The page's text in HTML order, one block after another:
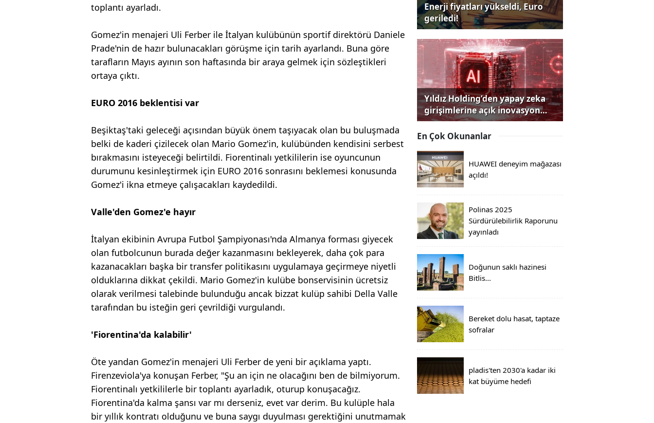
toplantı ayarladı.
Gomez'in menajeri Uli Ferber ile İtalyan kulübünün sportif direktörü Daniele
Prade'nin de hazır bulunacakları görüşme için tarih ayarlandı. Buna göre
tarafların Mayıs ayının son haftasında bir araya gelmek için sözleştikleri
ortaya çıktı.
EURO 2016 beklentisi var
Beşiktaş'taki geleceği açısından büyük önem taşıyacak olan bu buluşmada
belki de kaderi çizilecek olan Mario Gomez'in, kulübünden kendisini serbest
bırakmasını isteyeceği belirtildi. Fiorentinalı yetkililerin ise oyuncunun
durumunu kesinleştirmek için EURO 2016 sonrasını beklemesi konusunda
Gomez'i ikna etmeye çalışacakları kaydedildi.
Valle'den Gomez'e hayır
İtalyan ekibinin Avrupa Futbol Şampiyonası'nda Almanya forması giyecek
olan futbolcunun burada değer kazanmasını bekleyerek, daha çok para
kazanacakları başka bir transfer politikasını uygulamaya geçirmeye niyetli
olduklarına dikkat çekildi. Mario Gomez'in kulübe bonservisinin ücretsiz
olarak verilmesi talebinde bulunduğu ancak bizzat kulüp sahibi Della Valle
tarafından bu isteğin geri çevrildiği vurgulandı.
'Fiorentina'da kalabilir'
Öte yandan Gomez'in menajeri Uli Ferber de yeni bir açıklama yaptı.
Firenzeviola'ya konuşan Ferber, "Şu an için ne olacağını ben de bilmiyorum.
Fiorentinalı yetkililerle bir toplantı ayarladık, oturup konuşacağız.
Fiorentina'da kalma şansı var mı derseniz, evet var derim. Bu kulüple hala
bir yıllık kontratı olduğunu ve buna saygı duyulması gerektiğini unutmamak
Enerji fiyatları yükseldi, Euro
geriledi!
Yıldız Holding’den yapay zeka
girişimlerine açık inovasyon
çağrısı
En Çok Okunanlar
HUAWEI deneyim mağazası
açıldı!
Polinas 2025
Sürdürülebilirlik Raporunu
yayınladı
Doğunun saklı hazinesi
Bitlis...
Bereket dolu hasat, taptaze
sofralar
pladis'ten 2030'a kadar iki
kat büyüme hedefi